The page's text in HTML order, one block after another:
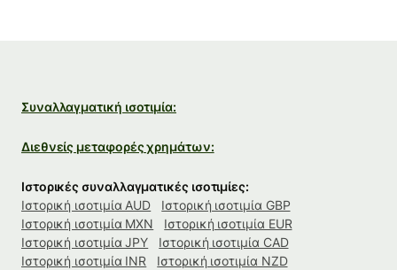
Συναλλαγματική ισοτιμία:
Διεθνείς μεταφορές χρημάτων:
Ιστορικές συναλλαγματικές ισοτιμίες:
Ιστορική ισοτιμία AUD
Ιστορική ισοτιμία GBP
Ιστορική ισοτιμία MXN
Ιστορική ισοτιμία EUR
Ιστορική ισοτιμία JPY
Ιστορική ισοτιμία CAD
Ιστορική ισοτιμία INR
Ιστορική ισοτιμία NZD